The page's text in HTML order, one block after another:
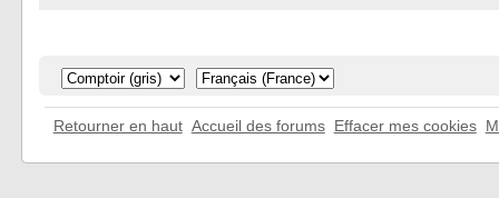
Retourner en haut Accueil des forums Effacer mes cookies